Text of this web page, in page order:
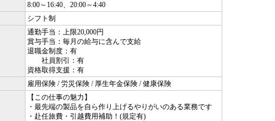
8:00～16:40、20:00～4:40
シフト制
通勤手当：上限20,000円
賞与手当：毎月の給与に含んで支給
退職金制度：有
社員割引：有
資格取得支援：有
雇用保険 / 労災保険 / 厚生年金保険 / 健康保険
【この仕事の魅力】
・最先端の製品を自ら作り上げるやりがいのある業務です
・赴任旅費・引越費用補助！(規定有)